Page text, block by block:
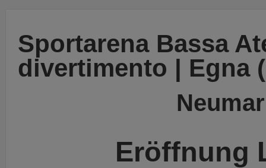
Sportarena Bassa
divertimento | Egna
Eröffnung